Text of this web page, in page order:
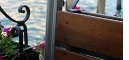
non aussi !